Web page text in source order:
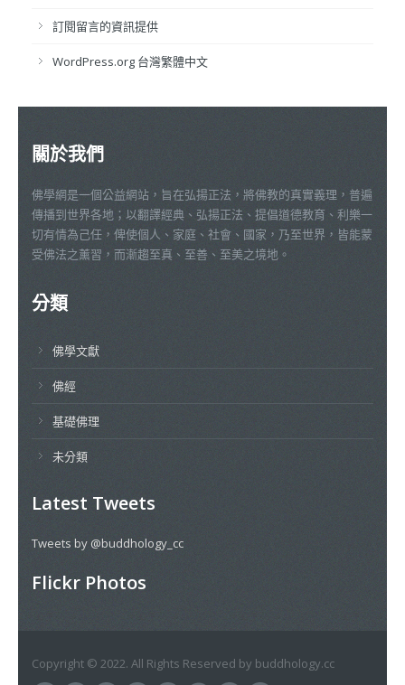
訂閱留言的資訊提供
WordPress.org 台灣繁體中文
關於我們
佛學網是一個公益網站，旨在弘揚正法，將佛教的真實義理，普遍
傳播到世界各地；以翻譯經典、弘揚正法、提倡道德教育、利樂一
切有情為己任，俾使個人、家庭、社會、國家，乃至世界，皆能蒙
受佛法之薰習，而漸趨至真、至善、至美之境地。
分類
佛學文獻
佛經
基礎佛理
未分類
Latest Tweets
Tweets by @buddhology_cc
Flickr Photos
Copyright © 2022. All Rights Reserved by buddhology.cc